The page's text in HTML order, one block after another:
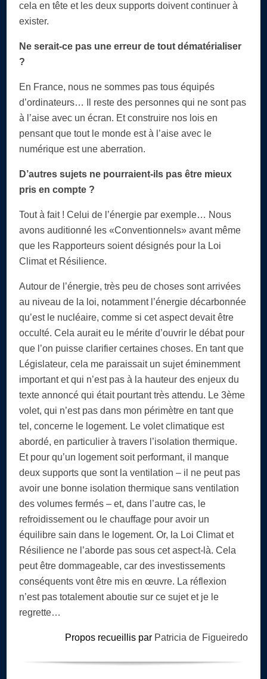
cela en tête et les deux supports doivent continuer à
exister.
Ne serait-ce pas une erreur de tout dématérialiser
?
En France, nous ne sommes pas tous équipés
d’ordinateurs… Il reste des personnes qui ne sont pas
à l’aise avec un écran. Et construire nos lois en
pensant que tout le monde est à l’aise avec le
numérique est une aberration.
D’autres sujets ne pourraient-ils pas être mieux
pris en compte ?
Tout à fait ! Celui de l’énergie par exemple… Nous
avons auditionné les «Conventionnels» avant même
que les Rapporteurs soient désignés pour la Loi
Climat et Résilience.
Autour de l’énergie, très peu de choses sont arrivées
au niveau de la loi, notamment l’énergie décarbonnée
qu’est le nucléaire, comme si cet aspect devait être
occulté. Cela aurait eu le mérite d’ouvrir le débat pour
que l’on puisse clarifier certaines choses. En tant que
Législateur, cela me paraissait un sujet éminemment
important et qui n’est pas à la hauteur des enjeux du
texte annoncé qui était pourtant très attendu. Le 3ème
volet, qui n’est pas dans mon périmètre en tant que
tel, concerne le logement. Le volet climatique est
abordé, en particulier à travers l’isolation thermique.
Et pour qu’un logement soit performant, il manque
deux supports que sont la ventilation – il ne peut pas
avoir une bonne isolation thermique sans ventilation
des volumes fermés – et, dans l’autre cas, le
refroidissement ou le chauffage pour avoir un
équilibre sain dans le logement. Or, la Loi Climat et
Résilience ne l’aborde pas sous cet aspect-là. Cela
peut être dommageable, car des investissements
conséquents vont être mis en œuvre. La réflexion
n’est pas totalement aboutie sur ce sujet et je le
regrette…
Propos recueillis par Patricia de Figueiredo